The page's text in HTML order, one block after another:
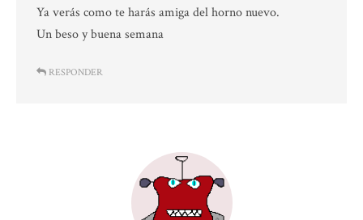
Ya verás como te harás amiga del horno nuevo.
Un beso y buena semana
RESPONDER